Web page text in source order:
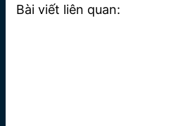
Bài viết liên quan: